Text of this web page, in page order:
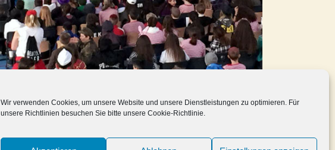
Wir verwenden Cookies, um unsere Website und unsere Dienstleistungen zu optimieren. Für
unsere Richtlinien besuchen Sie bitte unsere Cookie-Richtlinie.